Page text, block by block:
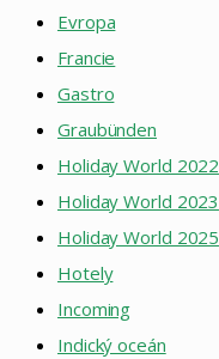
Evropa
Francie
Gastro
Graubünden
Holiday World 2022
Holiday World 2023
Holiday World 2025
Hotely
Incoming
Indický oceán